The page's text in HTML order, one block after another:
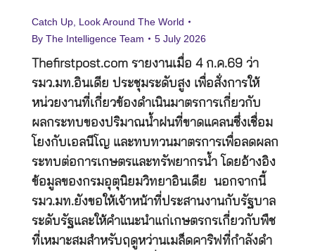
Catch Up Look Around The World
By The Intelligence Team 5 July 2026
Thefirstpost.com รายงานเมื่อ 4 ก.ค.69 ว่า
รมว.มท.อินเดีย ประชุมระดับสูง เพื่อสั่งการให้
หน่วยงานที่เกี่ยวข้องดำเนินมาตรการเกี่ยวกับ
ผลกระทบของปริมาณน้ำฝนที่ขาดแคลนซึ่งเชื่อม
โยงกับเอลนีโญ และทบทวนมาตรการเพื่อลดผลก
ระทบต่อการเกษตรและทรัพยากรน้ำ โดยอ้างอิง
ข้อมูลของกรมอุตุนิยมวิทยาอินเดีย นอกจากนี้
รมว.มท.ยังขอให้เจ้าหน้าที่ประสานงานกับรัฐบาล
ระดับรัฐและให้คําแนะนําแก่เกษตรกรเกี่ยวกับพืช
ที่เหมาะสมสําหรับฤดูหว่านเมล็ดคาริฟที่กําลังดํา